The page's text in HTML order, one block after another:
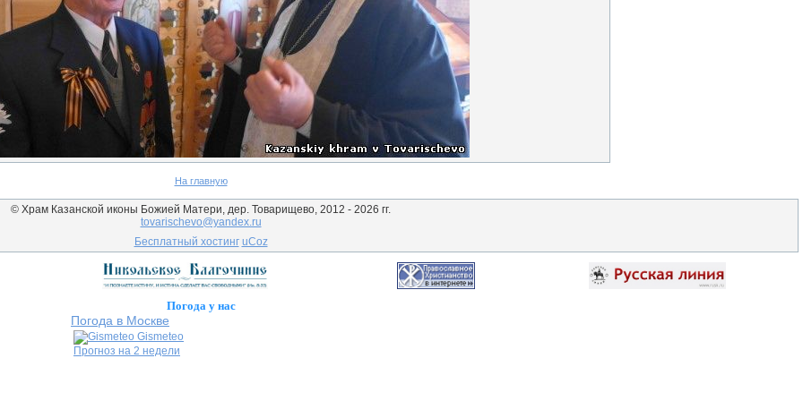
На главную
© Храм Казанской иконы Божией Матери, дер. Товарищево, 2012 - 2026 гг.
tovarischevo@yandex.ru
Бесплатный хостинг uCoz
Погода у нас
Погода в Москве
Gismeteo
Прогноз на 2 недели